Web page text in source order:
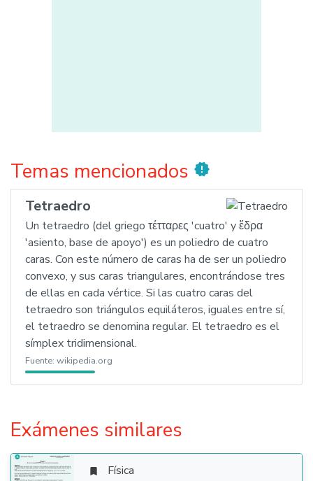
Temas mencionados new_releases
Tetraedro
Un tetraedro (del griego τέτταρες 'cuatro' y ἕδρα
'asiento, base de apoyo') es un poliedro de cuatro
caras. Con este número de caras ha de ser un poliedro
convexo, y sus caras triangulares, encontrándose tres
de ellas en cada vértice. Si las cuatro caras del
tetraedro son triángulos equiláteros, iguales entre sí,
el tetraedro se denomina regular. El tetraedro es el
símplex tridimensional.
Fuente: wikipedia.org
Exámenes similares
 Física